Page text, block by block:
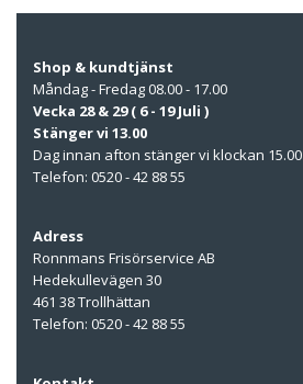
Shop & kundtjänst
Måndag - Fredag 08.00 - 17.00
Vecka 28 & 29 ( 6 - 19 Juli )
Stänger vi 13.00
Dag innan afton stänger vi klockan 15.00
Telefon: 0520 - 42 88 55
Adress
Ronnmans Frisörservice AB
Hedekullevägen 30
461 38 Trollhättan
Telefon: 0520 - 42 88 55